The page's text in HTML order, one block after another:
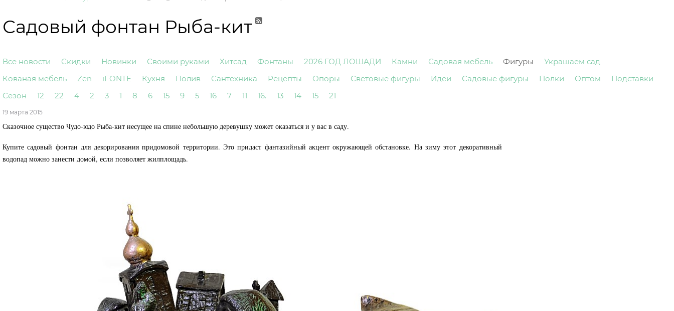
Садовый фонтан Рыба-кит
Все новости Скидки Новинки Своими руками Хитсад Фонтаны 2026 ГОД ЛОШАДИ Камни Садовая мебель Фигуры
Украшаем сад
Кованая мебель
Zen iFONTE Кухня Полив Сантехника Рецепты Опоры Световые фигуры Идеи Садовые фигуры Полки Оптом
Подставки
Сезон
12 22 4 2 3 1 8 6 15 9 5 16 7 11 16. 13 14 15 21
19 марта 2015
Сказочное существо Чудо-юдо Рыба-кит несущее на спине небольшую деревушку может оказаться и у вас в саду.
Купите садовый фонтан для декорирования придомовой территории. Это придаст фантазийный акцент окружающей обстановке. На зиму этот декоративный
водопад можно занести домой, если позволяет жилплощадь.